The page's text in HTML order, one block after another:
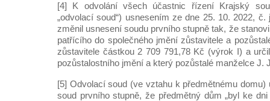
[4] K odvolání všech účastnic řízení Krajský
„odvolací soud“) usnesením ze dne 25. 10. 2022, č.
změnil usnesení soudu prvního stupně tak, že
patřícího do společného jmění zůstavitele a
zůstavitele částkou 2 709 791,78 Kč (výrok I) a
pozůstalostního jmění a který pozůstalé manželce J.
[5] Odvolací soud (ve vztahu k předmětnému domu)
soud prvního stupně, že předmětný dům „byl ke